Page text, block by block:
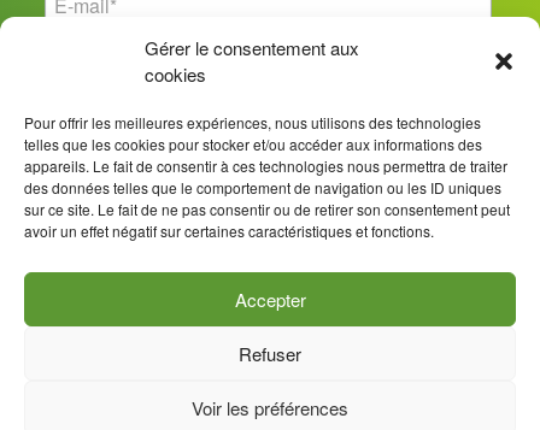
Gérer le consentement aux
cookies
Pour offrir les meilleures expériences, nous utilisons des technologies
telles que les cookies pour stocker et/ou accéder aux informations des
appareils. Le fait de consentir à ces technologies nous permettra de traiter
des données telles que le comportement de navigation ou les ID uniques
sur ce site. Le fait de ne pas consentir ou de retirer son consentement peut
avoir un effet négatif sur certaines caractéristiques et fonctions.
Accepter
Refuser
Voir les préférences
Politique de cookies (UE)